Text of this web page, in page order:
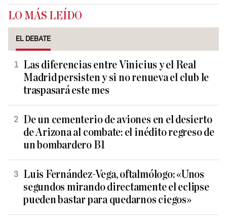
LO MÁS LEÍDO
EL DEBATE
Las diferencias entre Vinicius y el Real
Madrid persisten y si no renueva el club le
traspasará este mes
De un cementerio de aviones en el desierto
de Arizona al combate: el inédito regreso de
un bombardero B1
Luis Fernández-Vega, oftalmólogo: «Unos
segundos mirando directamente el eclipse
pueden bastar para quedarnos ciegos»